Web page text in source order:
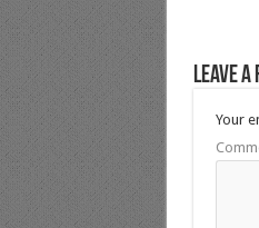
Leave a
Your